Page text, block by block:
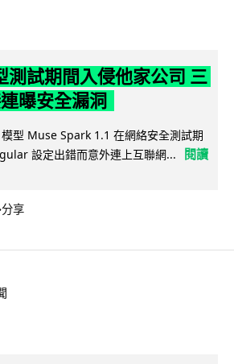
測試期間入侵他家公司 三
曝安全漏洞
型 Muse Spark 1.1 在網絡安全測試期
設定出錯而意外連上互聯網...
閱讀
分享